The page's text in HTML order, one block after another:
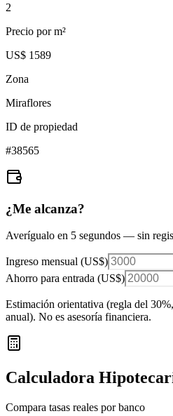
2
Precio por m²
US$ 1589
Zona
Miraflores
ID de propiedad
#38565
¿Me alcanza?
Averígualo en 5 segundos — sin
Ingreso mensual (US$)
Ahorro para entrada (US$)
Estimación orientativa (regla del 30%
anual). No es asesoría financiera.
Calculadora
Compara tasas reales por banco